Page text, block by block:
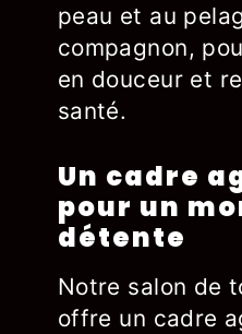
peau et au
compagnon,
en douceur et
santé.
Un cadre
pour un
détente
Notre salon de
offre un cadre